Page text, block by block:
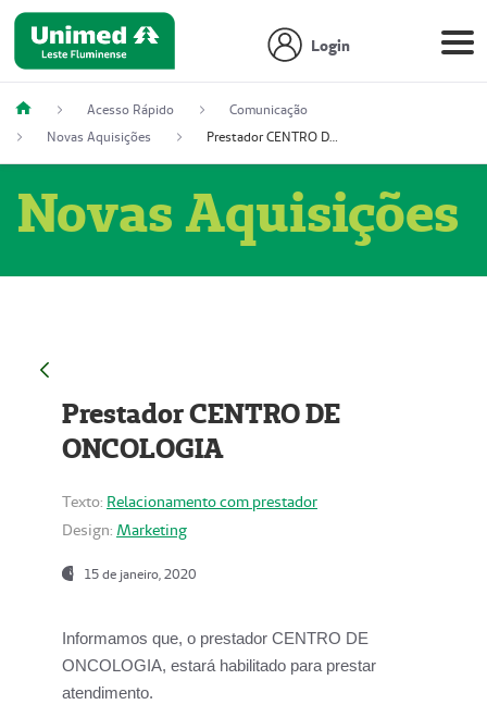
Login
Acesso Rápido
Comunicação
Novas Aquisições
Prestador CENTRO DE ONCOLOGIA
Novas Aquisições
Prestador CENTRO DE
ONCOLOGIA
Texto: Relacionamento com prestador
Design: Marketing
15 de janeiro, 2020
Informamos que, o prestador CENTRO DE
ONCOLOGIA, estará habilitado para prestar
atendimento.